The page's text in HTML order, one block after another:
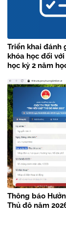
Triển khai đánh
khóa học đối
học kỳ 2 năm
Thông báo
Thủ đô năm